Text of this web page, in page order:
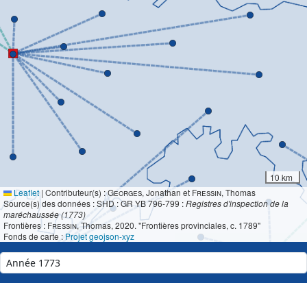
10 km
Leaflet | Contributeur(s) :Georges, Jonathan et Fressin, Thomas
Source(s) des données : SHD : GR YB 796-799 :Registres d'inspection de la
maréchaussée (1773)
Frontières : Fressin, Thomas, 2020. "Frontières provinciales, c. 1789"
Fonds de carte : Projet geojson-xyz